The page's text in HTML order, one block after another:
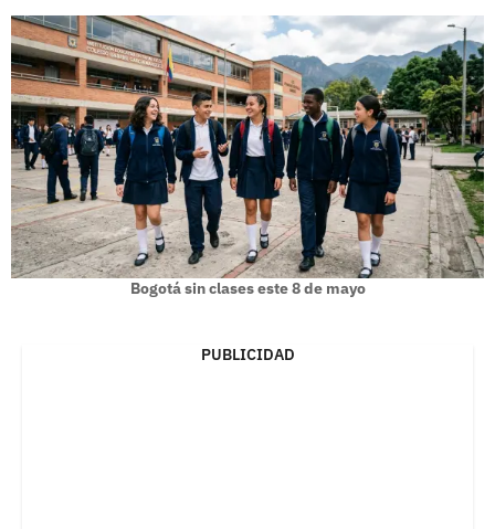
Bogotá sin clases este 8 de mayo
PUBLICIDAD